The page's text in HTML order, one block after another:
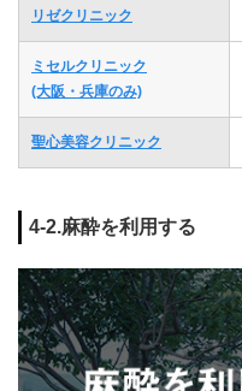
リゼクリニック
ミセルクリニック
(大阪・兵庫のみ)
聖心美容クリニック
4-2.麻酔を利用する